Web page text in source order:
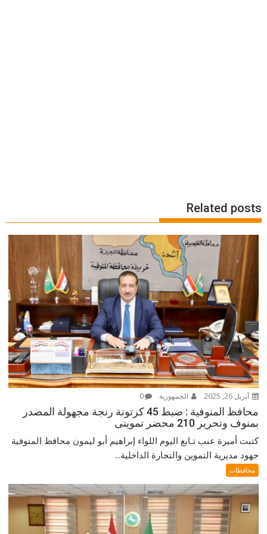
Related posts
أبريل 26, 2025 الجمهورية 0
محافظ المنوفية : ضبط 45 كرتونة رنجة مجهولة المصدر
بمنوف وتحرير 210 محضر تموينى
كتبت أميرة عنب تـابع اليوم اللواء إبراهيم أبو ليمون محافظ المنوفية
جهود مديرية التموين والتجارة الداخلية...
محافظات